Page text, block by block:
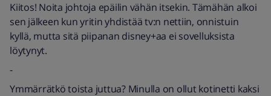
Kiitos! Noita johtoja epäilin vähän itsekin. Tämähän alkoi
sen jälkeen kun yritin yhdistää tv:n nettiin, onnistuin
kyllä, mutta sitä piipanan disney+aa ei sovelluksista
löytynyt.
-
Ymmärrätkö toista juttua? Minulla on ollut kotinetti kaksi